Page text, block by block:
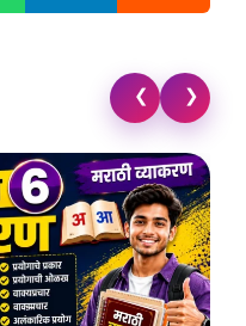
❮ ❯